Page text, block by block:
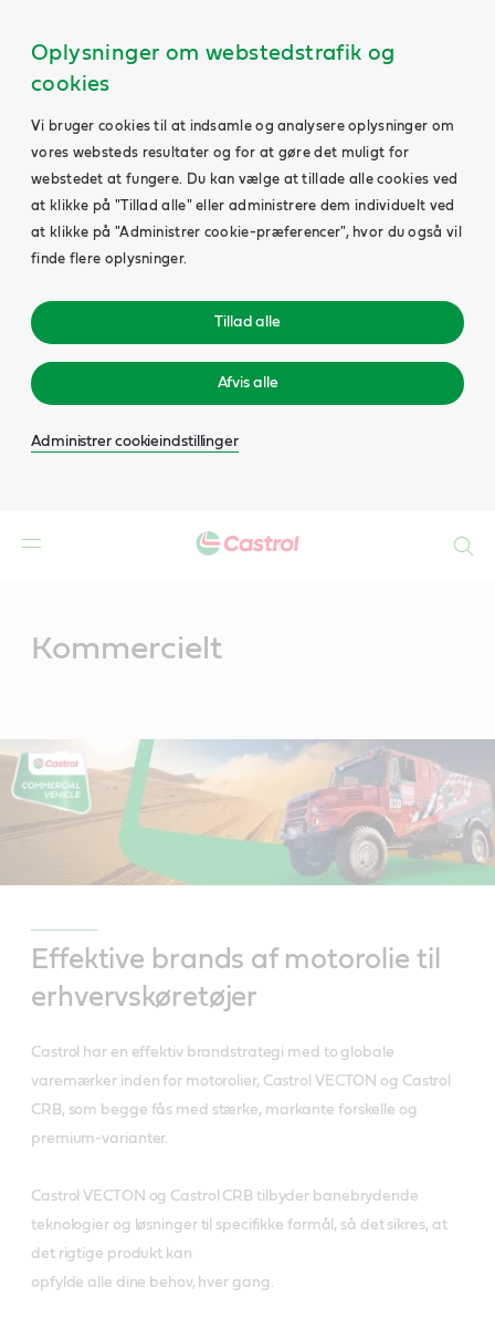
Oplysninger om webstedstrafik og
cookies
Vi bruger cookies til at indsamle og analysere oplysninger om
vores websteds resultater og for at gøre det muligt for
webstedet at fungere. Du kan vælge at tillade alle cookies ved
at klikke på "Tillad alle" eller administrere dem individuelt ved
at klikke på "Administrer cookie-præferencer", hvor du også vil
finde flere oplysninger.
Tillad alle
Afvis alle
Administrer cookieindstillinger
Kommercielt
Effektive brands af motorolie til
erhvervskøretøjer
Castrol har en effektiv brandstrategi med to globale
varemærker inden for motorolier, Castrol VECTON og Castrol
CRB, som begge fås med stærke, markante forskelle og
premium-varianter.
Castrol VECTON og Castrol CRB tilbyder banebrydende
teknologier og løsninger til specifikke formål, så det sikres, at
det rigtige produkt kan
opfylde alle dine behov, hver gang.